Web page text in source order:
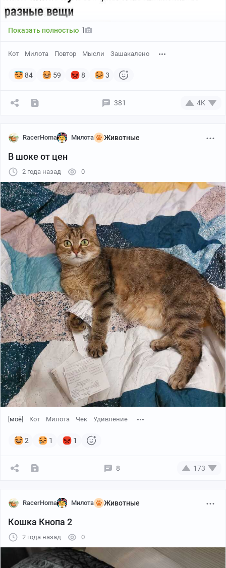
Показать полностью 1
Кот Милота Повтор Мысли Зашакалено
84 59 8 3
381 4K
RacerHoma Милота Животные
В шоке от цен
2 года назад 0
[моё] Кот Милота Чек Удивление
2 1 1
8 173
RacerHoma Милота Животные
Кошка Кнопа 2
2 года назад 0